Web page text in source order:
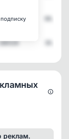
33901
реклам.